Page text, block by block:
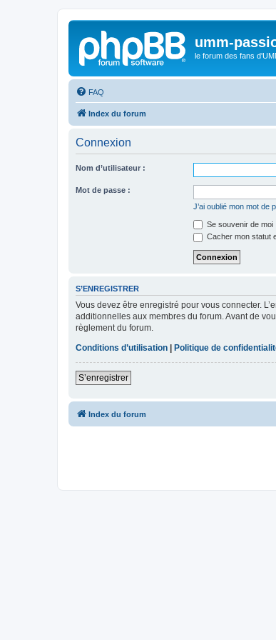
umm-
le forum des fans
FAQ
Index du forum
Connexion
Nom d’utilisateur :
Mot de passe :
J’ai oublié mon mot de
Se souvenir de moi
Cacher mon statut
S’ENREGISTRER
Vous devez être enregistré pour vous connecter.
additionnelles aux membres du forum. Avant de
règlement du forum.
Conditions d’utilisation
Politique de
S’enregistrer
Index du forum